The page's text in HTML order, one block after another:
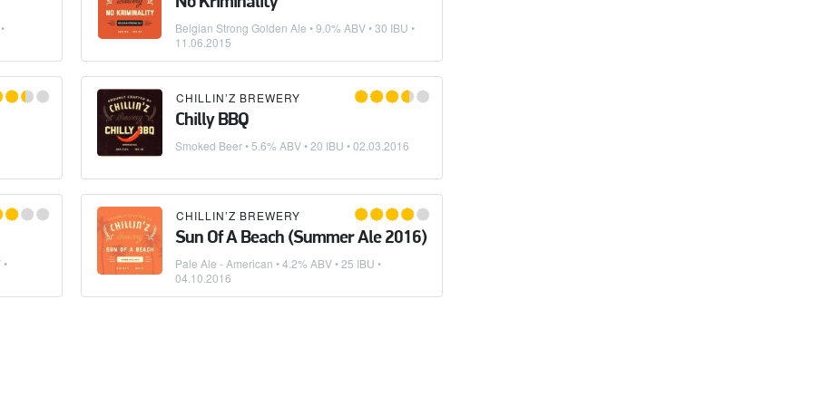
Belgian Strong Golden Ale • 9.0% ABV • 30 IBU •
11.06.2015
CHILLIN’Z BREWERY
Chilly BBQ
Smoked Beer• 5.6% ABV • 20 IBU •02.03.2016
CHILLIN’Z BREWERY
Sun Of A Beach (Summer Ale 2016)
Pale Ale - American • 4.2% ABV • 25 IBU •
04.10.2016